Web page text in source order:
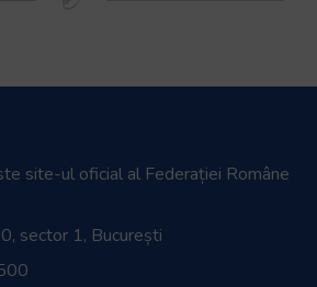
site-ul oficial al Federației Române
sector 1, București